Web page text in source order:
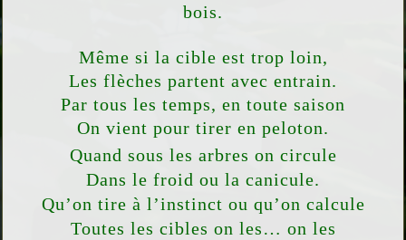
bois.
Même si la cible est trop loin,
Les flèches partent avec entrain.
Par tous les temps, en toute saison
On vient pour tirer en peloton.
Quand sous les arbres on circule
Dans le froid ou la canicule.
Qu’on tire à l’instinct ou qu’on calcule
Toutes les cibles on les… on les